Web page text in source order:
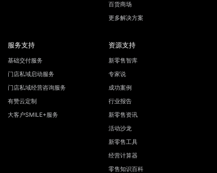
百货商场
更多解决方案
服务支持
基础交付服务
门店私域启动服务
门店私域经营咨询服务
有赞云定制
大客户SMILE+服务
资源支持
新零售智库
专家说
成功案例
行业报告
新零售资讯
活动沙龙
新零售工具
经营计算器
零售知识百科